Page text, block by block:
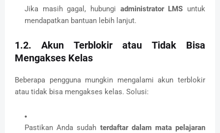
Jika masih gagal, hubungi administrator LMS untuk
mendapatkan bantuan lebih lanjut.
1.2. Akun Terblokir atau Tidak Bisa
Mengakses Kelas
Beberapa pengguna mungkin mengalami akun terblokir
atau tidak bisa mengakses kelas. Solusi:
Pastikan Anda sudah terdaftar dalam mata pelajaran